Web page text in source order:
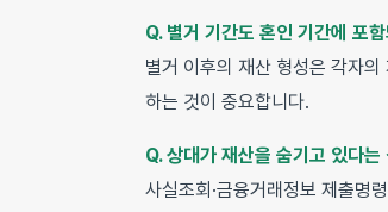
Q. 별거 기간도 혼인 기간에 포
별거 이후의 재산 형성은 각자
하는 것이 중요합니다.
Q. 상대가 재산을 숨기고 있다
사실조회·금융거래정보 제출명